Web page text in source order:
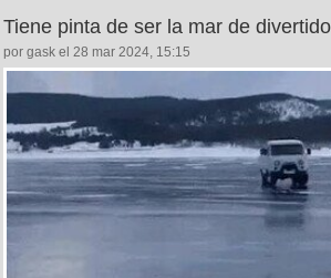
Tiene pinta de ser la mar de divertido
por gask el 28 mar 2024, 15:15